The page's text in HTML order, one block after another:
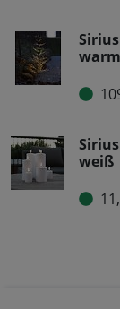
Sirius
weiß